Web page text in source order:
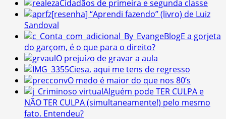
Cidadãos de primeira e segunda classe
[resenha] “Aprendi fazendo” (livro) de Luiz
Sandoval
E a gorjeta
do garçom, é o que para o direito?
O prejuízo de gravar a aula
Ciesa, aqui me tens de regresso
O medo é maior do que nos 80’s
Alguém pode TER CULPA e
NÃO TER CULPA (simultaneamente!) pelo mesmo
fato. Entendeu?